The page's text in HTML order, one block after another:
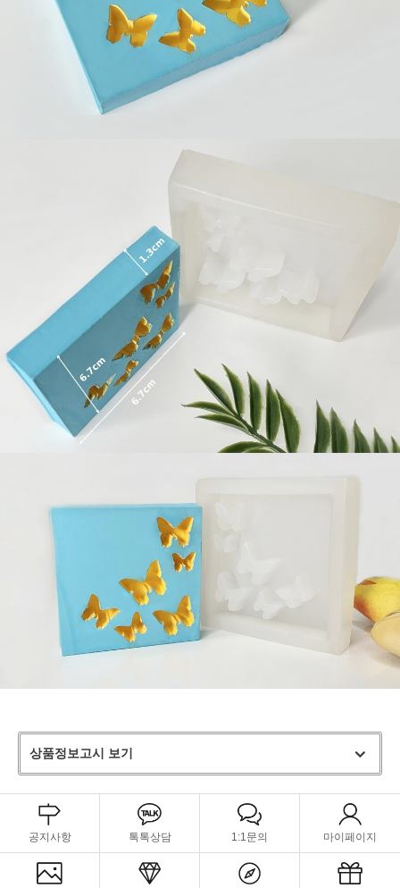
상품정보고시 보기
공지사항 톡톡상담 1:1문의 마이페이지